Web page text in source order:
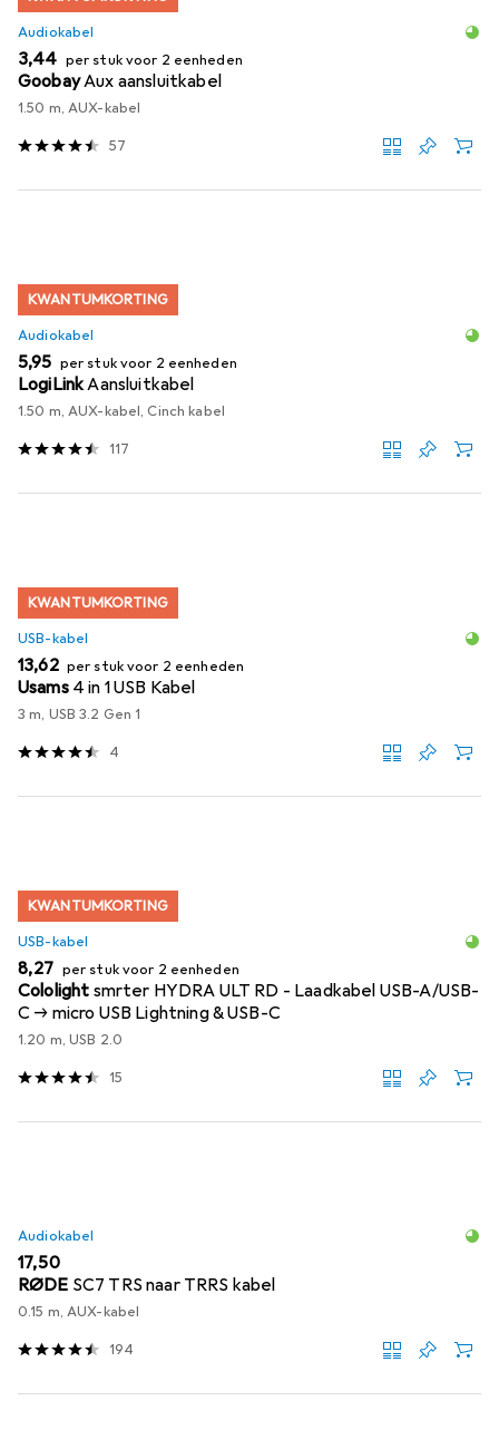
Audiokabel
EUR
3,44 per stuk voor 2 eenheden
GoobayAux aansluitkabel
1.50 m, AUX-kabel
57
KWANTUMKORTING
Audiokabel
EUR
5,95 per stuk voor 2 eenheden
LogiLinkAansluitkabel
1.50 m, AUX-kabel, Cinch kabel
117
KWANTUMKORTING
USB-kabel
EUR
13,62 per stuk voor 2 eenheden
Usams 4 in 1 USB Kabel
3 m, USB 3.2 Gen 1
4
KWANTUMKORTING
USB-kabel
EUR
8,27 per stuk voor 2 eenheden
Cololight smrter HYDRA ULT RD - Laadkabel USB-A/USB-
C -> micro USB Lightning & USB-C
1.20 m, USB 2.0
15
Audiokabel
EUR
17,50
RØDE SC7 TRS naar TRRS kabel
0.15 m, AUX-kabel
194